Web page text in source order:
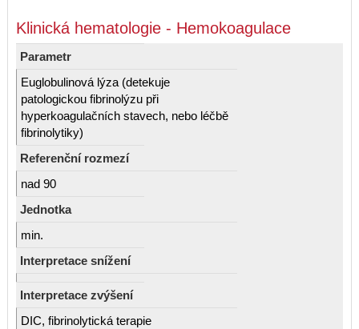
Klinická hematologie - Hemokoagulace
Parametr
Euglobulinová lýza (detekuje
patologickou fibrinolýzu při
hyperkoagulačních stavech, nebo léčbě
fibrinolytiky)
Referenční rozmezí
nad 90
Jednotka
min.
Interpretace snížení
Interpretace zvýšení
DIC, fibrinolytická terapie